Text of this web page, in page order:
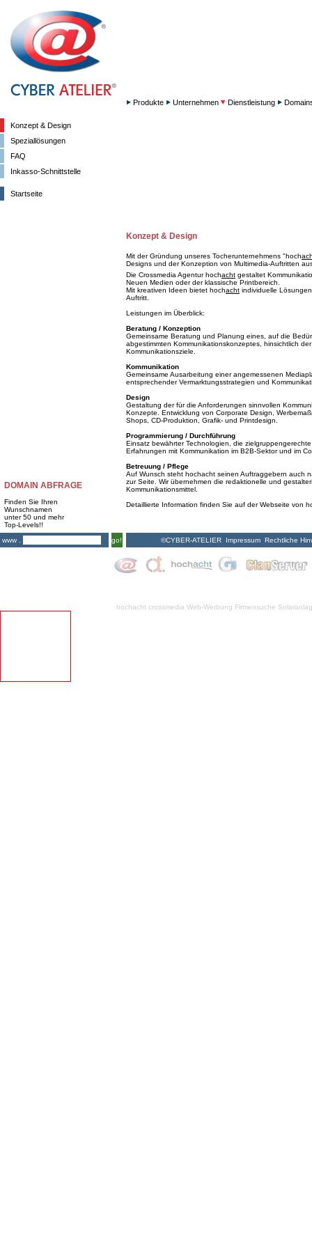
Konzept & Design
Speziallösungen
FAQ
Inkasso-Schnittstelle
Startseite
DOMAIN ABFRAGE
Finden Sie Ihren
Wunschnamen
unter 50 und mehr
Top-Levels!!
www .
go!
Produkte Unternehmen Dienstleistung
Konzept & Design
Mit der Gründung unseres Tocherunternehmens "hoch
Designs und der Konzeption von Multimedia-Auftritten
Die Crossmedia Agentur hochacht gestaltet
Neuen Medien oder der klassische Printbereich.
Mit kreativen Ideen bietet hochacht individuelle
Auftritt.
Leistungen im Überblick:
Beratung / Konzeption
Gemeinsame Beratung und Planung eines, auf die
abgestimmten Kommunikationskonzeptes, hinsichtlich
Kommunikationsziele.
Kommunikation
Gemeinsame Ausarbeitung einer angemessenen
entsprechender Vermarktungsstrategien und
Design
Gestaltung der für die Anforderungen sinnvollen
Konzepte. Entwicklung von Corporate Design,
Shops, CD-Produktion, Grafik- und Printdesign.
Programmierung / Durchführung
Einsatz bewährter Technologien, die
Erfahrungen mit Kommunikation im B2B-Sektor und im
Betreuung / Pflege
Auf Wunsch steht hochacht seinen Auftraggebern auch
zur Seite. Wir übernehmen die redaktionelle und
Kommunikationsmittel.
Detaillierte Information finden Sie auf der Webseite von
©CYBER-ATELIER Impressum Rechtliche
hochacht crossmedia Web-Werbung Firmensuche